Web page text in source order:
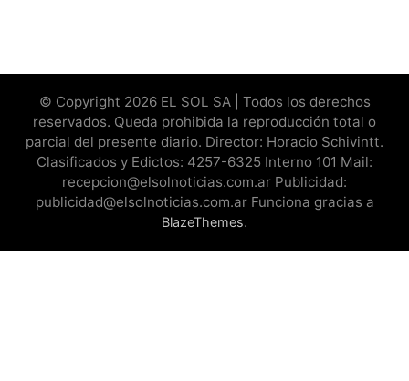
© Copyright 2026 EL SOL SA | Todos los derechos
reservados. Queda prohibida la reproducción total o
parcial del presente diario. Director: Horacio Schivintt.
Clasificados y Edictos: 4257-6325 Interno 101 Mail:
recepcion@elsolnoticias.com.ar Publicidad:
publicidad@elsolnoticias.com.ar Funciona gracias a
BlazeThemes.